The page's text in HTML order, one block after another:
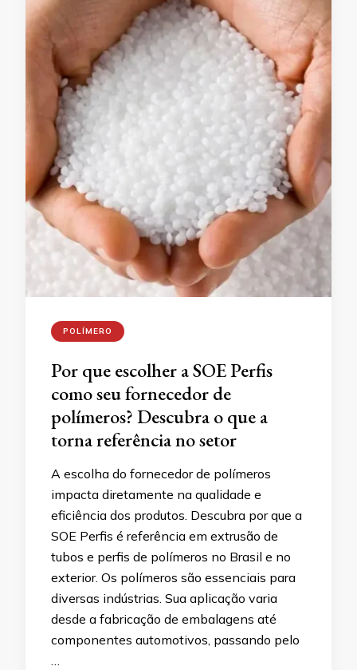
POLÍMERO
Por que escolher a SOE Perfis
como seu fornecedor de
polímeros? Descubra o que a
torna referência no setor
A escolha do fornecedor de polímeros
impacta diretamente na qualidade e
eficiência dos produtos. Descubra por que a
SOE Perfis é referência em extrusão de
tubos e perfis de polímeros no Brasil e no
exterior. Os polímeros são essenciais para
diversas indústrias. Sua aplicação varia
desde a fabricação de embalagens até
componentes automotivos, passando pelo
…